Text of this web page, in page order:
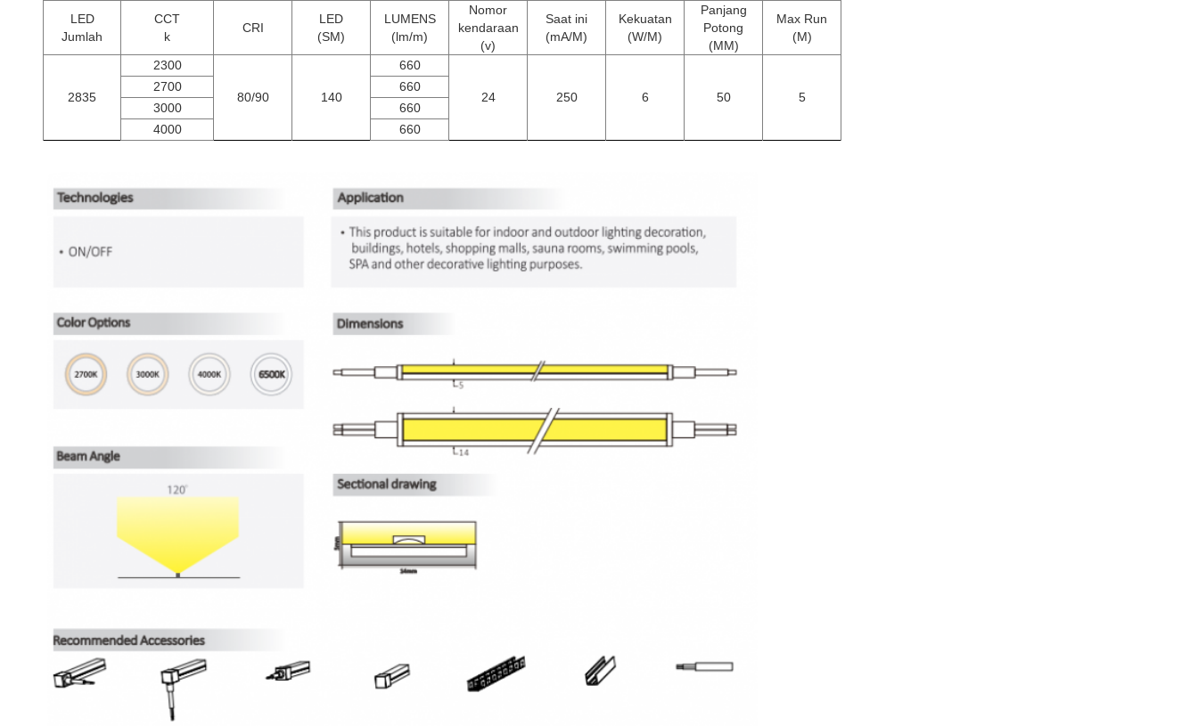
LED
Jumlah
CCT
k
CRI
LED
(SM)
LUMENS
(lm/m)
Nomor
kendaraan
(v)
Saat ini
(mA/M)
Kekuatan
(W/M)
Panjang
Potong
(MM)
Max Run
(M)
2835
2300
80/90 140
660
24 250 6 50 5
2700
660
3000
660
4000
660